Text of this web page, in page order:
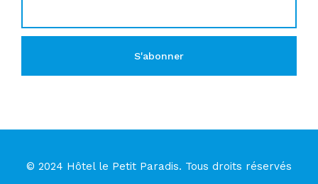
© 2024 Hôtel le Petit Paradis. Tous droits réservés